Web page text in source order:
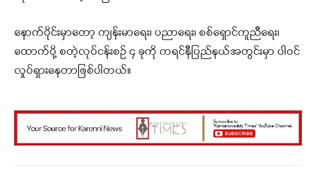
နောက်ပိုင်းမှာတော့ ကျန်းမာရေး၊ ပညာရေး၊ စစ်ရှောင်ကူညီရေး၊
ထောက်ပို့ စတဲ့လုပ်ငန်းစဉ် ၄ ခုကို ကရင်နီပြည်နယ်အတွင်းမှာ ပါဝင်
လှုပ်ရှားနေတာဖြစ်ပါတယ်။